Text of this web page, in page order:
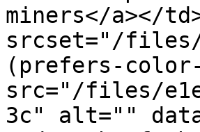
miners</a></
srcset="/files/
(prefers-color-
src="/files/
3c" alt=""